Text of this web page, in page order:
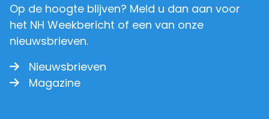
Op de hoogte blijven? Meld u dan aan voor
het NH Weekbericht of een van onze
nieuwsbrieven.
Nieuwsbrieven
Magazine